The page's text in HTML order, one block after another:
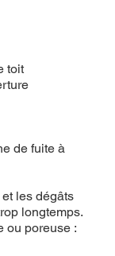
toit
de fuite à
les dégâts
longtemps.
ou poreuse :